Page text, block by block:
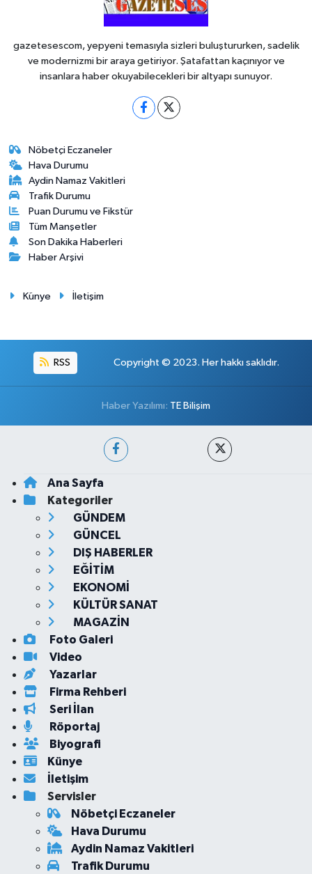
gazetesescom, yepyeni temasıyla sizleri buluştururken, sadelik
ve modernizmi bir araya getiriyor. Şatafattan kaçınıyor ve
insanlara haber okuyabilecekleri bir altyapı sunuyor.
Nöbetçi Eczaneler
Hava Durumu
Aydin Namaz Vakitleri
Trafik Durumu
Puan Durumu ve Fikstür
Tüm Manşetler
Son Dakika Haberleri
Haber Arşivi
Künye İletişim
RSS Copyright © 2023. Her hakkı saklıdır.
Haber Yazılımı: TE Bilişim
Ana Sayfa
Kategoriler
GÜNDEM
GÜNCEL
DIŞ HABERLER
EĞİTİM
EKONOMİ
KÜLTÜR SANAT
MAGAZİN
Foto Galeri
Video
Yazarlar
Firma Rehberi
Seri İlan
Röportaj
Biyografi
Künye
İletişim
Servisler
Nöbetçi Eczaneler
Hava Durumu
Aydin Namaz Vakitleri
Trafik Durumu